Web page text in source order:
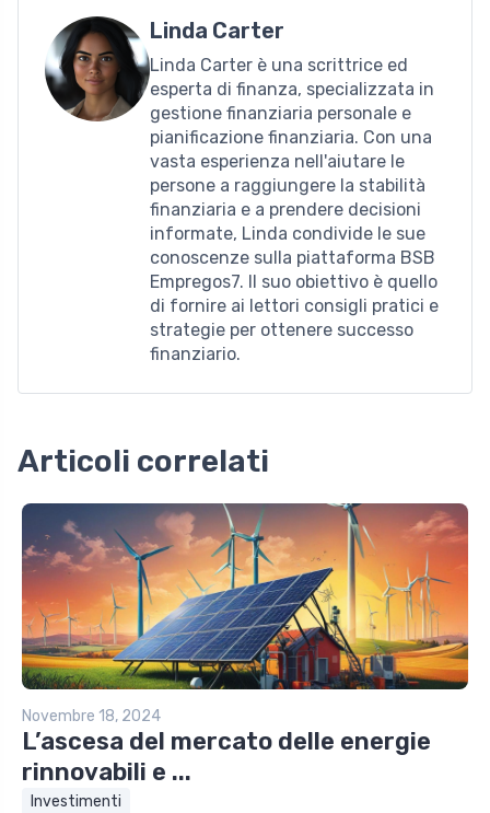
Linda Carter
Linda Carter è una scrittrice ed
esperta di finanza, specializzata in
gestione finanziaria personale e
pianificazione finanziaria. Con una
vasta esperienza nell'aiutare le
persone a raggiungere la stabilità
finanziaria e a prendere decisioni
informate, Linda condivide le sue
conoscenze sulla piattaforma BSB
Empregos7. Il suo obiettivo è quello
di fornire ai lettori consigli pratici e
strategie per ottenere successo
finanziario.
Articoli correlati
Novembre 18, 2024
L’ascesa del mercato delle energie
rinnovabili e ...
Investimenti